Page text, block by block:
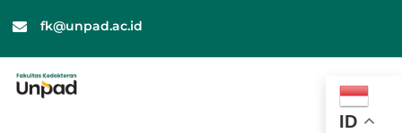
 fk@unpad.ac.id
ID